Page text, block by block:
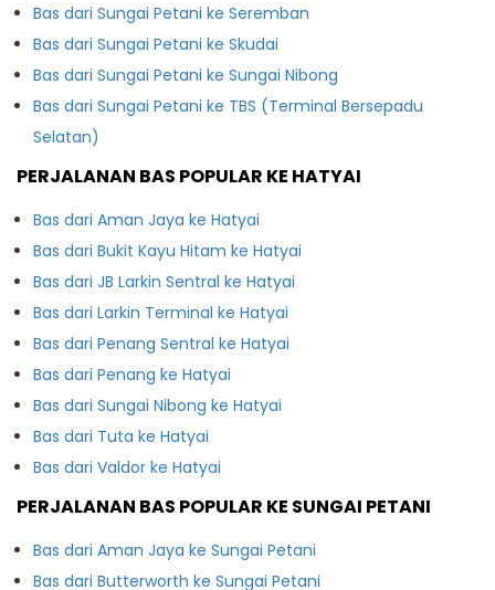
Bas dari Sungai Petani ke Seremban
Bas dari Sungai Petani ke Skudai
Bas dari Sungai Petani ke Sungai Nibong
Bas dari Sungai Petani ke TBS (Terminal Bersepadu
Selatan)
PERJALANAN BAS POPULAR KE HATYAI
Bas dari Aman Jaya ke Hatyai
Bas dari Bukit Kayu Hitam ke Hatyai
Bas dari JB Larkin Sentral ke Hatyai
Bas dari Larkin Terminal ke Hatyai
Bas dari Penang Sentral ke Hatyai
Bas dari Penang ke Hatyai
Bas dari Sungai Nibong ke Hatyai
Bas dari Tuta ke Hatyai
Bas dari Valdor ke Hatyai
PERJALANAN BAS POPULAR KE SUNGAI PETANI
Bas dari Aman Jaya ke Sungai Petani
Bas dari Butterworth ke Sungai Petani